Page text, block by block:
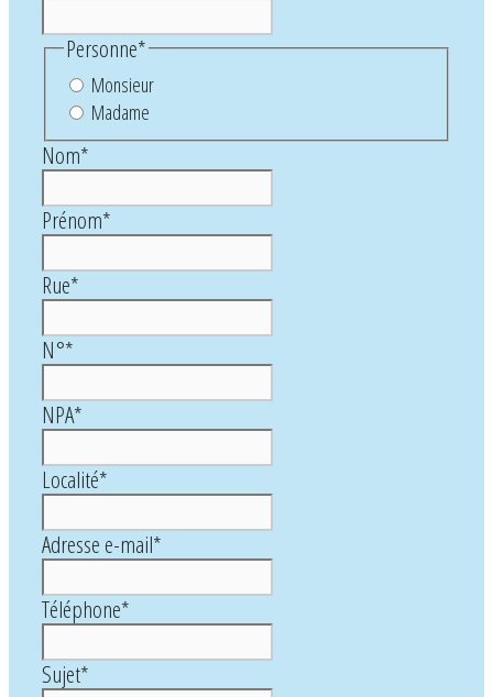
Personne*
Monsieur
Madame
Nom*
Prénom*
Rue*
N°*
NPA*
Localité*
Adresse e-mail*
Téléphone*
Sujet*